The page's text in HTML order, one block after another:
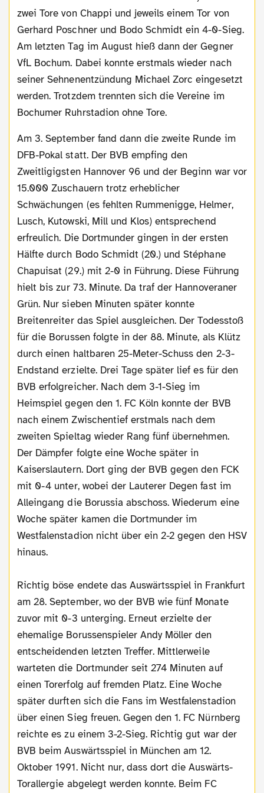
zwei Tore von Chappi und jeweils einem Tor von
Gerhard Poschner und Bodo Schmidt ein 4-0-Sieg.
Am letzten Tag im August hieß dann der Gegner
VfL Bochum. Dabei konnte erstmals wieder nach
seiner Sehnenentzündung Michael Zorc eingesetzt
werden. Trotzdem trennten sich die Vereine im
Bochumer Ruhrstadion ohne Tore.
Am 3. September fand dann die zweite Runde im
DFB-Pokal statt. Der BVB empfing den
Zweitligigsten Hannover 96 und der Beginn war vor
15.000 Zuschauern trotz erheblicher
Schwächungen (es fehlten Rummenigge, Helmer,
Lusch, Kutowski, Mill und Klos) entsprechend
erfreulich. Die Dortmunder gingen in der ersten
Hälfte durch Bodo Schmidt (20.) und Stéphane
Chapuisat (29.) mit 2-0 in Führung. Diese Führung
hielt bis zur 73. Minute. Da traf der Hannoveraner
Grün. Nur sieben Minuten später konnte
Breitenreiter das Spiel ausgleichen. Der Todesstoß
für die Borussen folgte in der 88. Minute, als Klütz
durch einen haltbaren 25-Meter-Schuss den 2-3-
Endstand erzielte. Drei Tage später lief es für den
BVB erfolgreicher. Nach dem 3-1-Sieg im
Heimspiel gegen den 1. FC Köln konnte der BVB
nach einem Zwischentief erstmals nach dem
zweiten Spieltag wieder Rang fünf übernehmen.
Der Dämpfer folgte eine Woche später in
Kaiserslautern. Dort ging der BVB gegen den FCK
mit 0-4 unter, wobei der Lauterer Degen fast im
Alleingang die Borussia abschoss. Wiederum eine
Woche später kamen die Dortmunder im
Westfalenstadion nicht über ein 2-2 gegen den HSV
hinaus.
Richtig böse endete das Auswärtsspiel in Frankfurt
am 28. September, wo der BVB wie fünf Monate
zuvor mit 0-3 unterging. Erneut erzielte der
ehemalige Borussenspieler Andy Möller den
entscheidenden letzten Treffer. Mittlerweile
warteten die Dortmunder seit 274 Minuten auf
einen Torerfolg auf fremden Platz. Eine Woche
später durften sich die Fans im Westfalenstadion
über einen Sieg freuen. Gegen den 1. FC Nürnberg
reichte es zu einem 3-2-Sieg. Richtig gut war der
BVB beim Auswärtsspiel in München am 12.
Oktober 1991. Nicht nur, dass dort die Auswärts-
Torallergie abgelegt werden konnte. Beim FC